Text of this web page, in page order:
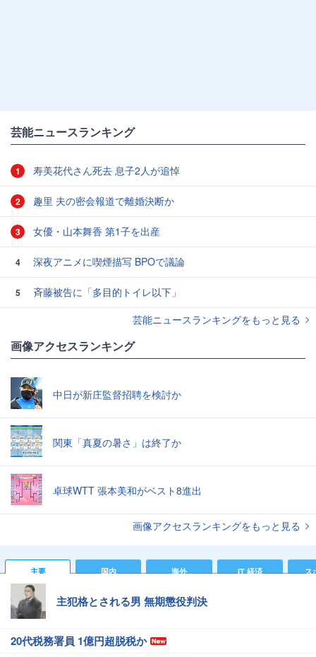
芸能ニュースランキング
1 寿美花代さん死去 息子2人が追悼
2 趣里 夫の密会報道で離婚決断か
3 女優・山本舞香 第1子を出産
4 深夜アニメに喫煙描写 BPOで議論
5
斉藤被告に「多目的トイレ以下」
芸能ニュースランキングをもっと見る
画像アクセスランキング
中日が新庄監督招聘を検討か
関東「真夏の暑さ」は終了か
卓球WTT 張本美和がベスト8進出
画像アクセスランキングをもっと見る
主要 国内 海外 IT 経済 ス
主犯格とされる男 無期懲役判決
20代税務署員 1億円超脱税か